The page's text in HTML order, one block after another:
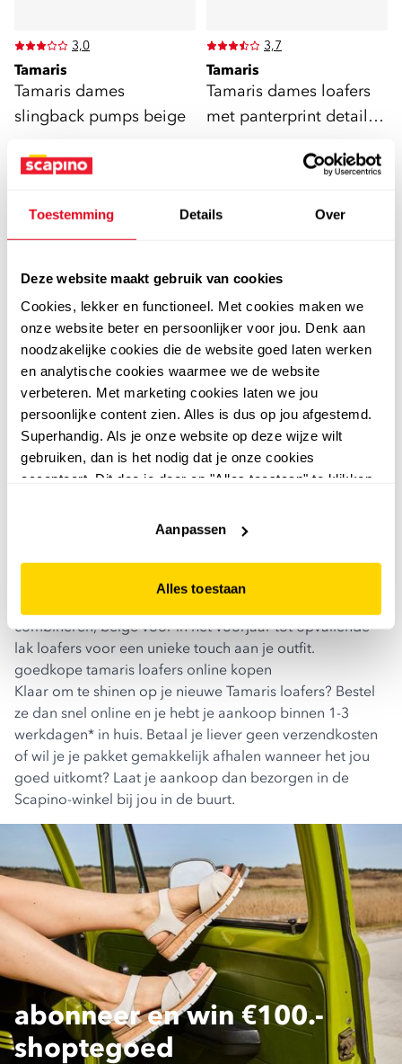
Toestemming Details Over
Deze website maakt gebruik van cookies
Cookies, lekker en functioneel. Met cookies maken we
onze website beter en persoonlijker voor jou. Denk aan
noodzakelijke cookies die de website goed laten werken
en analytische cookies waarmee we de website
verbeteren. Met marketing cookies laten we jou
persoonlijke content zien. Alles is dus op jou afgestemd.
Superhandig. Als je onze website op deze wijze wilt
gebruiken, dan is het nodig dat je onze cookies
accepteert. Dit doe je door op "Alles toestaan" te klikken.
website niet optimaal functioneert.
Aanpassen
Alles toestaan
3,0
Tamaris
Tamaris dames
slingback pumps beige
49
3,7
Tamaris
Tamaris dames loafers
met panterprint details
Op zoek naar trendy loafers die heerlijk zitten? Dan zijn
Tamaris loafers op je lijf geschreven!Tamarisis een
bekend merk in Europa en heeft de productie van haar
schoenen zelf in handen. Hierdoor wordt er veel
Bekijk alle Tamaris loafers voor dames en kies je favoriet.
van beige tot zwart en lak
Bij Scapino shop je verschillende Tamaris loafers voor
combineren, beige voor in het voorjaar tot opvallende
lak loafers voor een unieke touch aan je outfit.
goedkope tamaris loafers online kopen
Klaar om te shinen op je nieuwe Tamaris loafers? Bestel
ze dan snel online en je hebt je aankoop binnen 1-3
werkdagen* in huis. Betaal je liever geen verzendkosten
of wil je je pakket gemakkelijk afhalen wanneer het jou
goed uitkomt? Laat je aankoop dan bezorgen in de
Scapino-winkel bij jou in de buurt.
abonneer en win €100.-
shoptegoed